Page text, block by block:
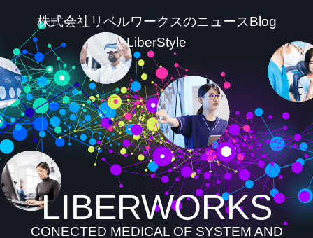
株式会社リベルワークスのニュースBlog
LiberStyle
LIBERWORKS
CONECTED MEDICAL OF SYSTEM AND